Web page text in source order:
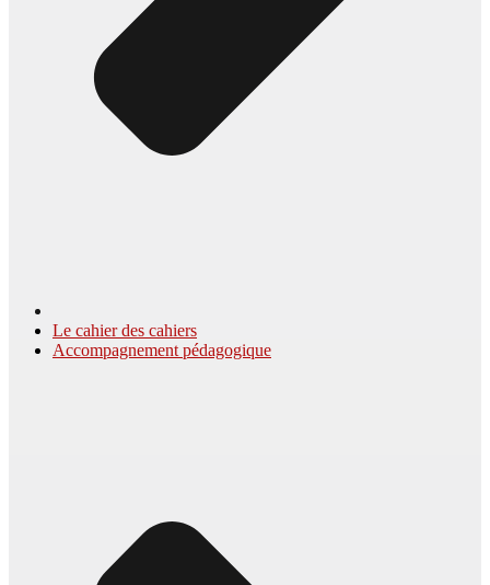
Le cahier des cahiers
Accompagnement pédagogique